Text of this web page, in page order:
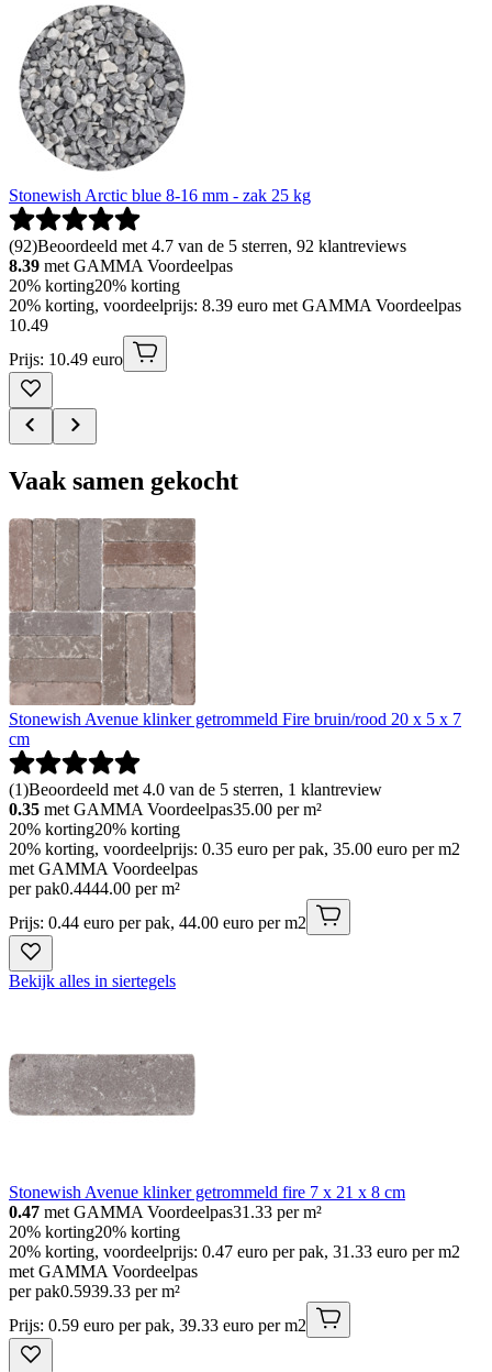
Stonewish Arctic blue 8-16 mm - zak 25 kg
(92)Beoordeeld met 4.7 van de 5 sterren, 92 klantreviews
8.39 met GAMMA Voordeelpas
20% korting20% korting
20% korting, voordeelprijs: 8.39 euro met GAMMA Voordeelpas
10.49
Prijs: 10.49 euro
Vaak samen gekocht
Stonewish Avenue klinker getrommeld Fire bruin/rood 20 x 5 x 7
cm
(1)Beoordeeld met 4.0 van de 5 sterren, 1 klantreview
0.35 met GAMMA Voordeelpas35.00 per m²
20% korting20% korting
20% korting, voordeelprijs: 0.35 euro per pak, 35.00 euro per m2
met GAMMA Voordeelpas
per pak0.4444.00 per m²
Prijs: 0.44 euro per pak, 44.00 euro per m2
Bekijk alles in siertegels
Stonewish Avenue klinker getrommeld fire 7 x 21 x 8 cm
0.47 met GAMMA Voordeelpas31.33 per m²
20% korting20% korting
20% korting, voordeelprijs: 0.47 euro per pak, 31.33 euro per m2
met GAMMA Voordeelpas
per pak0.5939.33 per m²
Prijs: 0.59 euro per pak, 39.33 euro per m2